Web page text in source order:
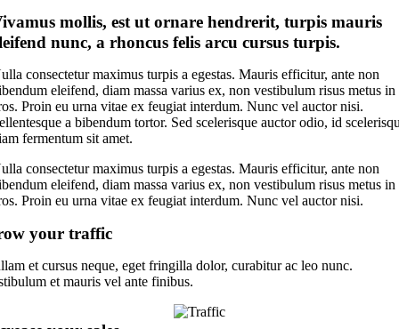
mollis, est ut ornare hendrerit, turpis mauris
nunc, a rhoncus felis arcu cursus turpis.
consectetur maximus turpis a egestas. Mauris efficitur, ante non
eleifend, diam massa varius ex, non vestibulum risus metus in
Proin eu urna vitae ex feugiat interdum. Nunc vel auctor nisi.
a bibendum tortor. Sed scelerisque auctor odio, id
fermentum sit amet.
consectetur maximus turpis a egestas. Mauris efficitur, ante non
eleifend, diam massa varius ex, non vestibulum risus metus in
Proin eu urna vitae ex feugiat interdum. Nunc vel auctor nisi.
your traffic
et cursus neque, eget fringilla dolor, curabitur ac leo nunc.
et mauris vel ante finibus.